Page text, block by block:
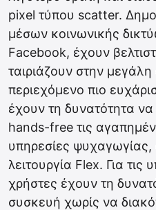
pixel τύπου scatter.
μέσων κοινωνικής
Facebook, έχουν
ταιριάζουν στην
περιεχόμενο πιο
έχουν τη δυνατότητα
hands-free τις
υπηρεσίες
λειτουργία Flex. Για
χρήστες έχουν τη
συσκευή χωρίς να